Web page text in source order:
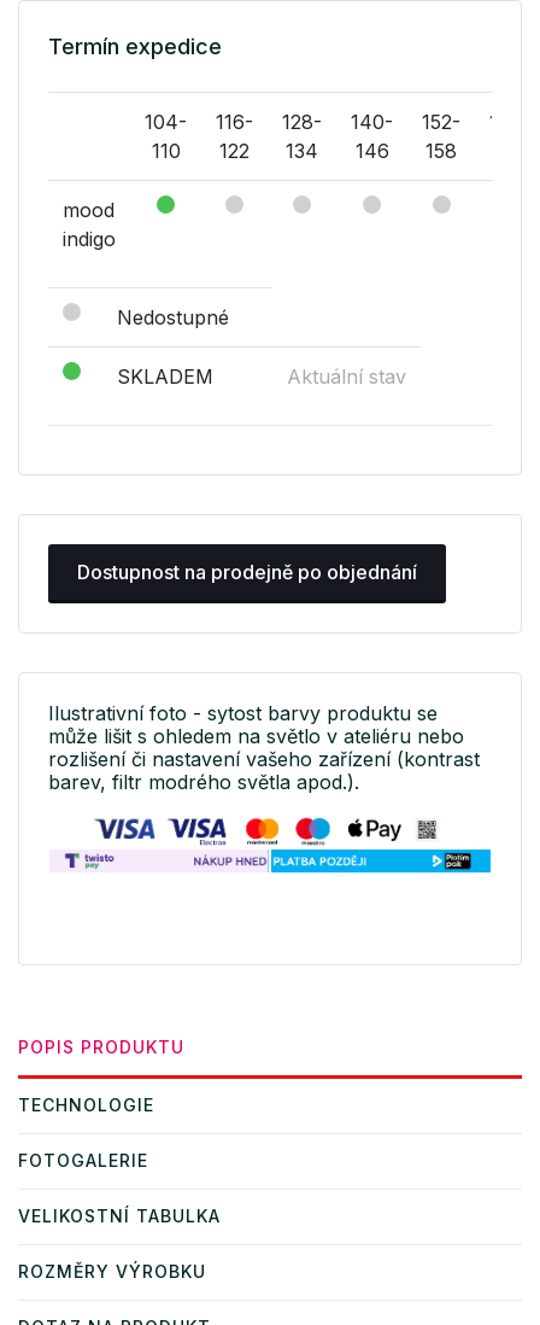
Termín expedice
104-
110
116-
122
128-
134
140-
146
152-
158
164-
mood
indigo
Nedostupné
SKLADEM Aktuální stav
Dostupnost na prodejně po objednání
Ilustrativní foto - sytost barvy produktu se
může lišit s ohledem na světlo v ateliéru nebo
rozlišení či nastavení vašeho zařízení (kontrast
barev, filtr modrého světla apod.).
POPIS PRODUKTU
TECHNOLOGIE
FOTOGALERIE
VELIKOSTNÍ TABULKA
ROZMĚRY VÝROBKU